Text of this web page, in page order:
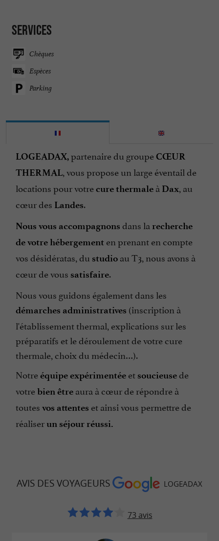
Services
Chèques
Espèces
Parking
LOGEADAX,partenaire du groupeCŒUR
THERMAL, vous propose un large éventail de
locations pour votrecure thermale à Dax, au
cœur des Landes.
Nous vous accompagnons dans la recherche
de votre hébergement en prenant en compte
vos désidératas, du studio au T3, nous avons à
cœur de vous satisfaire.
Nous vous guidons également dans les
démarches administratives (inscription à
l'établissement thermal, explications sur les
préparatifs et le déroulement de votre cure
thermale, choix du médecin…).
Notreéquipeexpérimentée et soucieusede
votrebien être aura à cœur de répondre à
toutes vos attentes et ainsi vous permettre de
réaliserun séjour réussi.
AVIS DES VOYAGEURS LOGEADAX
73 avis